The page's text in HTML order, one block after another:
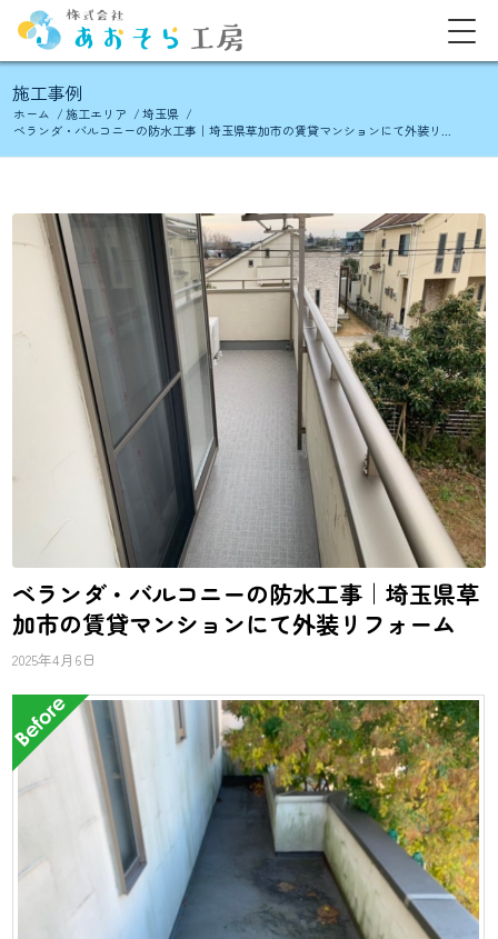
施工事例
ホーム / 施工エリア / 埼玉県 /
ベランダ・バルコニーの防水工事｜埼玉県草加市の賃貸マンションにて外装リ...
ベランダ・バルコニーの防水工事｜埼玉県草
加市の賃貸マンションにて外装リフォーム
2025年4月6日